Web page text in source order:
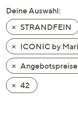
nach
unten
oder
wischen
Sie
auf
Touch-
Geräten
Deine Auswahl:
STRANDFEIN
ICONIC by
Angebotspreise
42